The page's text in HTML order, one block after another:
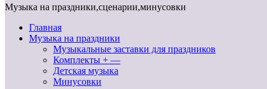
Музыка на праздники,сценарии,минусовки
Главная
Музыка на праздники
Музыкальные заставки для праздников
Комплекты + —
Детская музыка
Минусовки